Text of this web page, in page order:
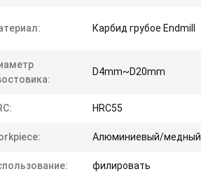
Карбид грубое Endmill
D4mm~D20mm
HRC55
Алюминиевый/медный
филировать